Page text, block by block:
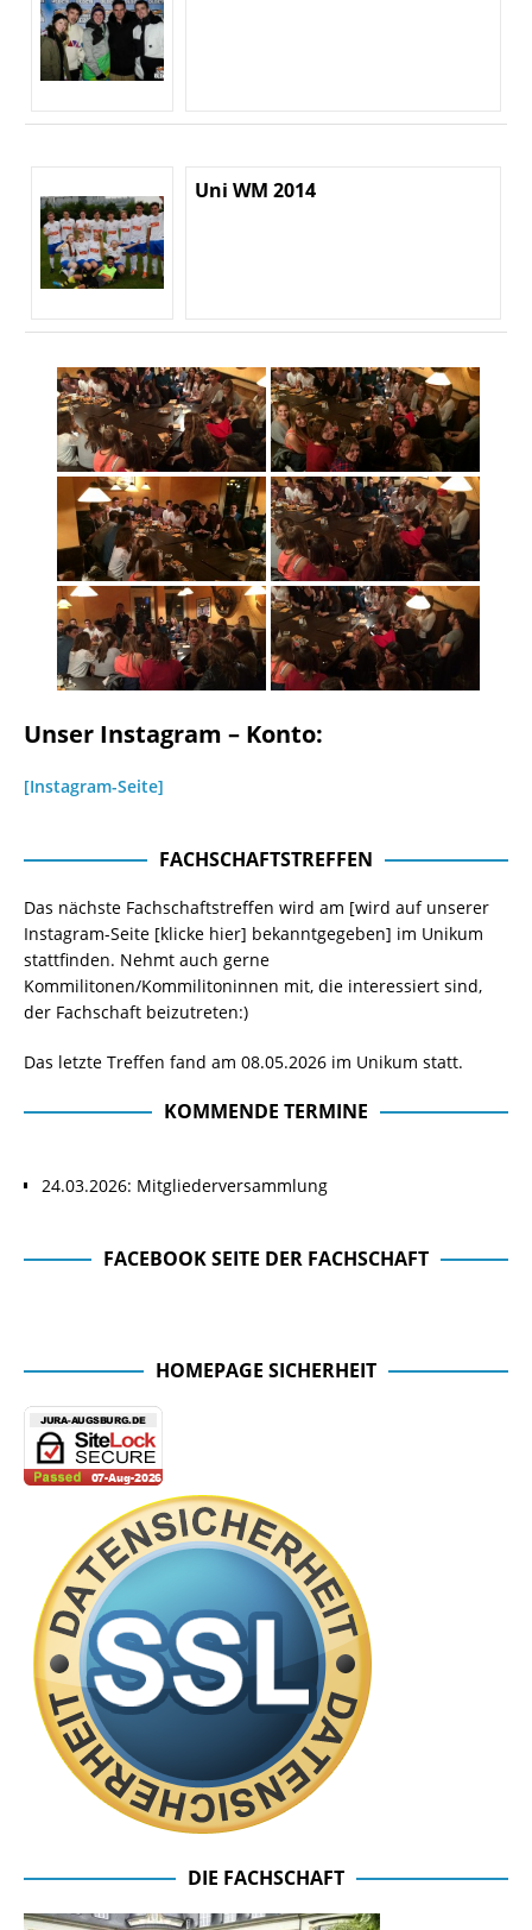
Uni WM 2014
Unser Instagram – Konto:
[Instagram-Seite]
FACHSCHAFTSTREFFEN
Das nächste Fachschaftstreffen wird am [wird auf unserer
Instagram-Seite [klicke hier] bekanntgegeben] im Unikum
stattfinden. Nehmt auch gerne
Kommilitonen/Kommilitoninnen mit, die interessiert sind,
der Fachschaft beizutreten:)
Das letzte Treffen fand am 08.05.2026 im Unikum statt.
KOMMENDE TERMINE
24.03.2026: Mitgliederversammlung
FACEBOOK SEITE DER FACHSCHAFT
HOMEPAGE SICHERHEIT
DIE FACHSCHAFT